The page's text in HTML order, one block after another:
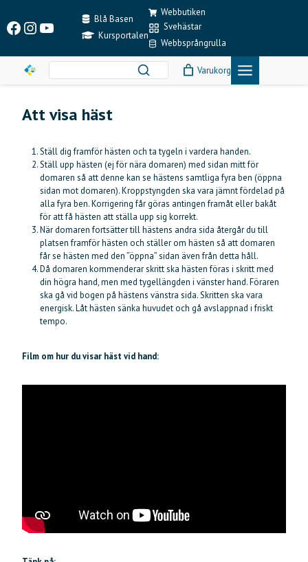
content
Facebook
Instagram
YouTubeBlå Basen
Kursportalen
Webbutiken
Svehästar
Webbsprångrulla
Varukorg
Att visa häst
Ställ dig framför hästen och ta tygeln i vardera handen.
Ställ upp hästen (ej för nära domaren) med sidan mitt för
domaren så att denne kan se hästens samtliga fyra ben (öppna
sidan mot domaren). Kroppstyngden ska vara jämnt fördelad på
alla fyra ben. Korrigering får göras antingen framåt eller bakåt
för att få hästen att ställa upp sig korrekt.
När domaren fortsätter till hästens andra sida återgår du till
platsen framför hästen och ställer om hästen så att domaren
får se hästen med den ”öppna” sidan även från detta håll.
Då domaren kommenderar skritt ska hästen föras i skritt med
din högra hand, men med tygellängden i vänster hand. Föraren
ska gå vid bogen på hästens vänstra sida. Skritten ska vara
energisk. Låt hästen sänka huvudet och gå avslappnad i friskt
tempo.
Film om hur du visar häst vid hand: